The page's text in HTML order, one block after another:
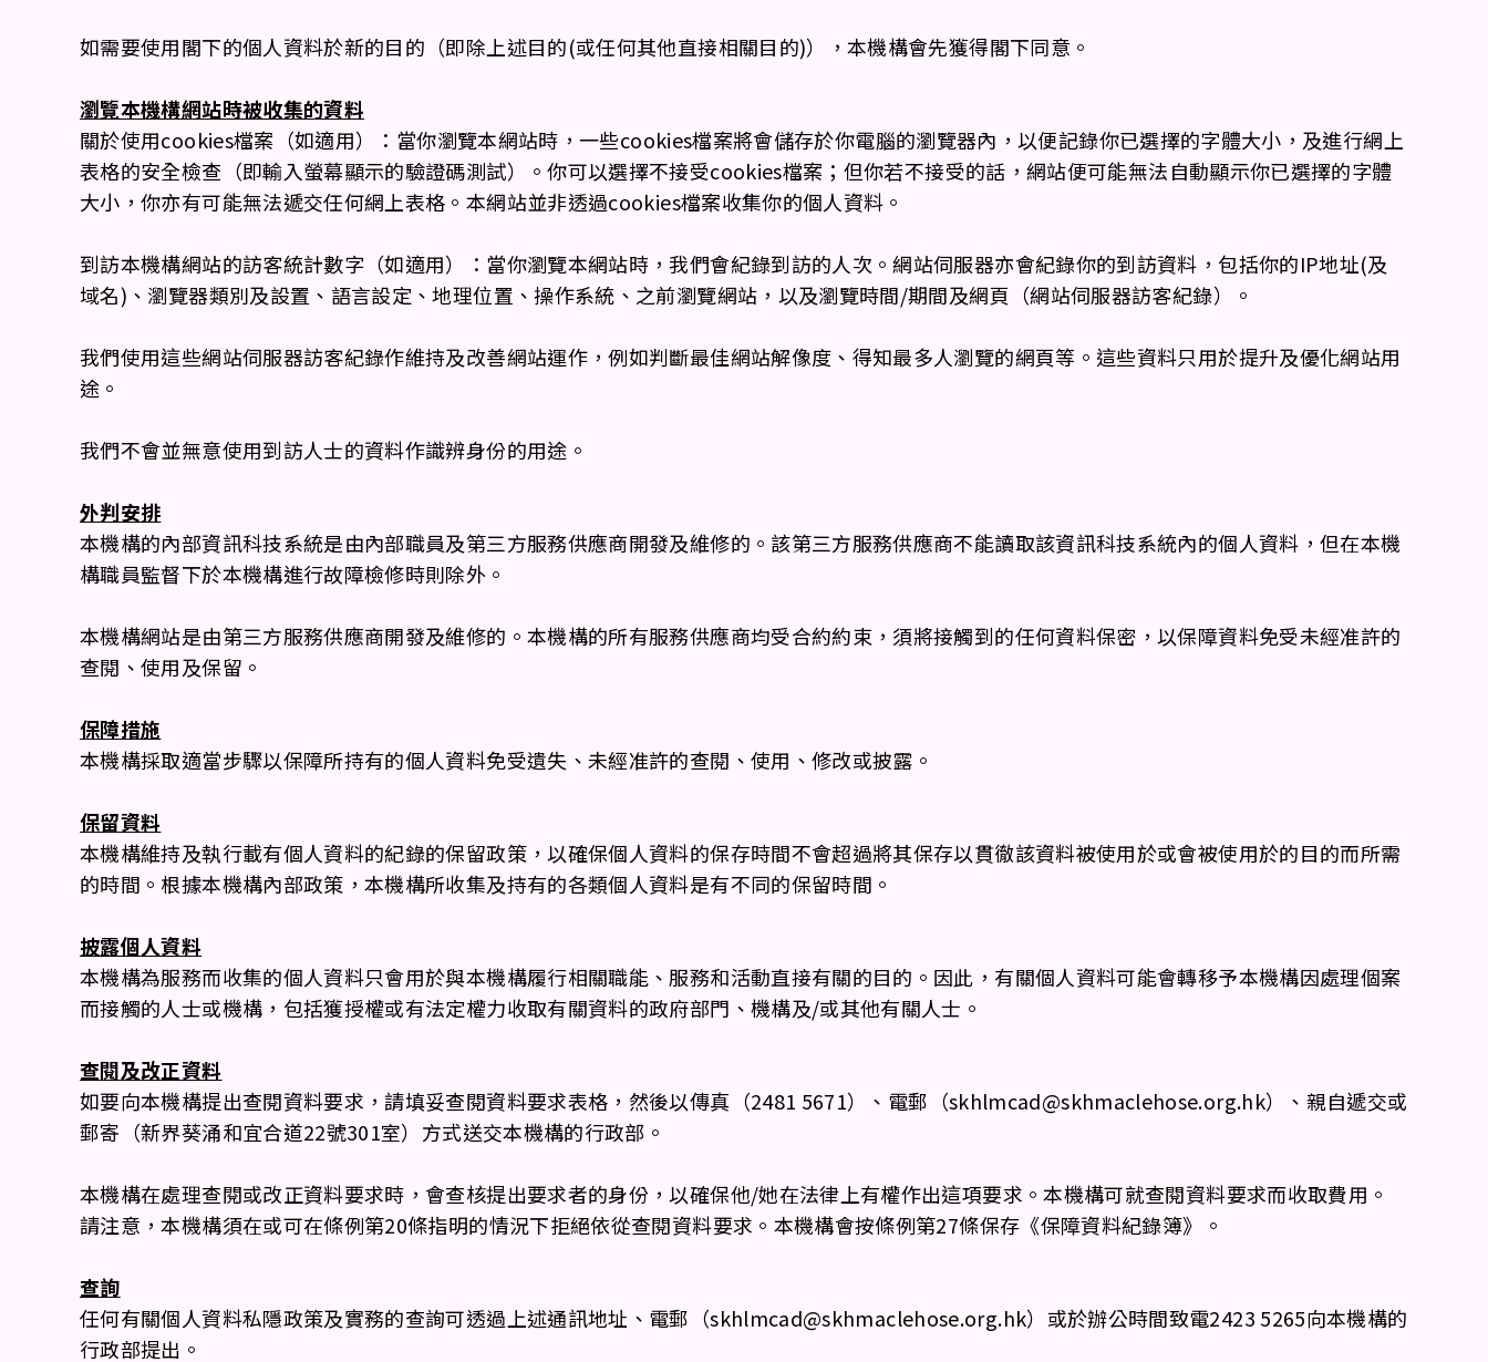
如需要使用閣下的個人資料於新的目的（即除上述目的(或任何其他直接相關目的)），本機構會先獲得閣下同意。
瀏覽本機構網站時被收集的資料
關於使用cookies檔案（如適用）：當你瀏覽本網站時，一些cookies檔案將會儲存於你電腦的瀏覽器內，以便記錄你已選擇的字體大小，及進行網上
表格的安全檢查（即輸入螢幕顯示的驗證碼測試）。你可以選擇不接受cookies檔案；但你若不接受的話，網站便可能無法自動顯示你已選擇的字體
大小，你亦有可能無法遞交任何網上表格。本網站並非透過cookies檔案收集你的個人資料。
到訪本機構網站的訪客統計數字（如適用）：當你瀏覽本網站時，我們會紀錄到訪的人次。網站伺服器亦會紀錄你的到訪資料，包括你的IP地址(及
域名)、瀏覽器類別及設置、語言設定、地理位置、操作系統、之前瀏覽網站，以及瀏覽時間/期間及網頁（網站伺服器訪客紀錄）。
我們使用這些網站伺服器訪客紀錄作維持及改善網站運作，例如判斷最佳網站解像度、得知最多人瀏覽的網頁等。這些資料只用於提升及優化網站用
途。
我們不會並無意使用到訪人士的資料作識辨身份的用途。
外判安排
本機構的內部資訊科技系統是由內部職員及第三方服務供應商開發及維修的。該第三方服務供應商不能讀取該資訊科技系統內的個人資料，但在本機
構職員監督下於本機構進行故障檢修時則除外。
本機構網站是由第三方服務供應商開發及維修的。本機構的所有服務供應商均受合約約束，須將接觸到的任何資料保密，以保障資料免受未經准許的
查閱、使用及保留。
保障措施
本機構採取適當步驟以保障所持有的個人資料免受遺失、未經准許的查閱、使用、修改或披露。
保留資料
本機構維持及執行載有個人資料的紀錄的保留政策，以確保個人資料的保存時間不會超過將其保存以貫徹該資料被使用於或會被使用於的目的而所需
的時間。根據本機構內部政策，本機構所收集及持有的各類個人資料是有不同的保留時間。
披露個人資料
本機構為服務而收集的個人資料只會用於與本機構履行相關職能、服務和活動直接有關的目的。因此，有關個人資料可能會轉移予本機構因處理個案
而接觸的人士或機構，包括獲授權或有法定權力收取有關資料的政府部門、機構及/或其他有關人士。
查閱及改正資料
如要向本機構提出查閱資料要求，請填妥查閱資料要求表格，然後以傳真（2481 5671）、電郵（skhlmcad@skhmaclehose.org.hk）、親自遞交或
郵寄（新界葵涌和宜合道22號301室）方式送交本機構的行政部。
本機構在處理查閱或改正資料要求時，會查核提出要求者的身份，以確保他/她在法律上有權作出這項要求。本機構可就查閱資料要求而收取費用。
請注意，本機構須在或可在條例第20條指明的情況下拒絕依從查閱資料要求。本機構會按條例第27條保存《保障資料紀錄簿》。
查詢
任何有關個人資料私隱政策及實務的查詢可透過上述通訊地址、電郵（skhlmcad@skhmaclehose.org.hk）或於辦公時間致電2423 5265向本機構的
行政部提出。